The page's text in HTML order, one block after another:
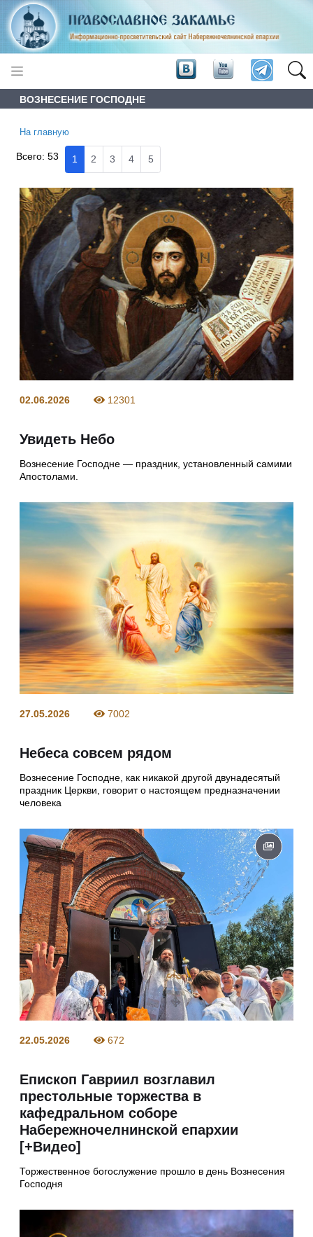
ВОЗНЕСЕНИЕ ГОСПОДНЕ
На главную
Всего:53 1 2 3 4 5
02.06.2026 12301
Увидеть Небо
Вознесение Господне — праздник, установленный самими
Апостолами.
27.05.2026 7002
Небеса совсем рядом
Вознесение Господне, как никакой другой двунадесятый
праздник Церкви, говорит о настоящем предназначении
человека
22.05.2026 672
Епископ Гавриил возглавил
престольные торжества в
кафедральном соборе
Набережночелнинской епархии
[+Видео]
Торжественное богослужение прошло в день Вознесения
Господня